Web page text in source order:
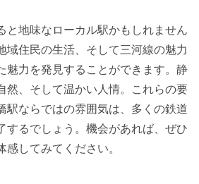
と地味なローカル駅かもしれません
域住民の生活、そして三河線の魅力
魅力を発見することができます。静
然、そして温かい人情。これらの要
駅ならではの雰囲気は、多くの鉄道
するでしょう。機会があれば、ぜひ
してみてください。